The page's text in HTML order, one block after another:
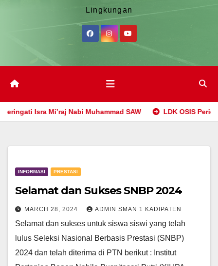
Lingkungan
Muhammad SAW LDK OSIS Periode 2024/2025
INFORMASI PRESTASI
Selamat dan Sukses SNBP 2024
MARCH 28, 2024 ADMIN SMAN 1 KADIPATEN
Selamat dan sukses untuk siswa siswi yang telah
lulus Seleksi Nasional Berbasis Prestasi (SNBP)
2024 dan telah diterima di PTN berikut : Institut